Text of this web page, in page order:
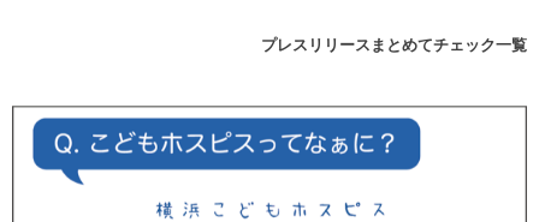
プレスリリースまとめてチェック一覧